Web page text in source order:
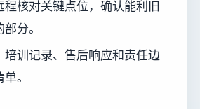
程核对关键点位，确认能利旧
分。
培训记录、售后响应和责任边
。